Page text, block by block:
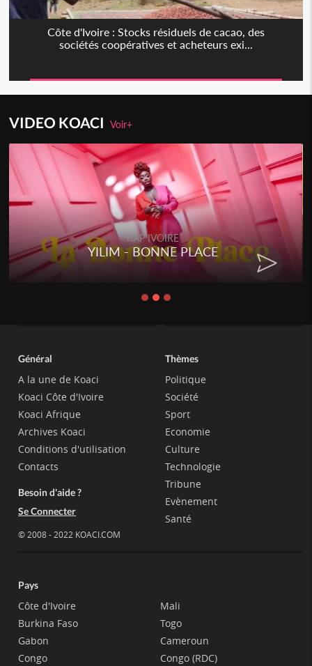
Côte d'Ivoire : Stocks résiduels de cacao, des
sociétés coopératives et acheteurs exi...
VIDEO KOACIVoir+
RAP IVOIRE
YILIM - BONNE PLACE
Général
A la une de Koaci
Koaci Côte d'Ivoire
Koaci Afrique
Archives Koaci
Conditions d'utilisation
Contacts
Besoin d'aide ?
Se Connecter
© 2008 - 2022 KOACI.COM
Thèmes
Politique
Société
Sport
Economie
Culture
Technologie
Tribune
Evènement
Santé
Pays
Côte d'Ivoire
Burkina Faso
Gabon
Congo
Mali
Togo
Cameroun
Congo (RDC)